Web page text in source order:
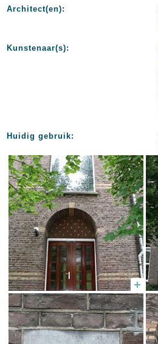
Architect(en):
Kunstenaar(s):
Huidig gebruik: